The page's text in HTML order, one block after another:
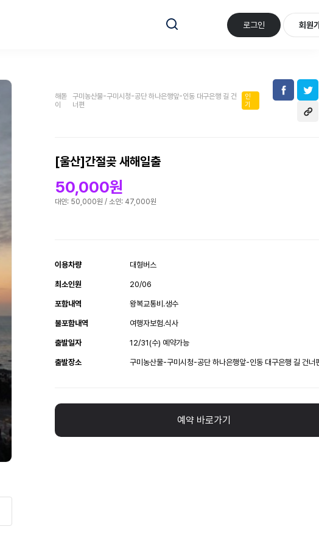
로그인 회원
해돋
이
구미농산물-구미시청-공단 하나은행앞-인동 대구은행 길 건
너편
인
기
[울산]간절곶 새해일출
50,000원
대인: 50,000원 / 소인: 47,000원
이용차량 대형버스
최소인원 20/06
포함내역 왕복교통비.생수
불포함내역 여행자보험.식사
출발일자 12/31(수) 예약가능
출발장소 구미농산물-구미시청-공단 하나은행앞-인동 대구은행 길 건너
예약 바로가기